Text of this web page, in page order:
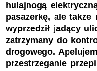
hulajnogą
pasażerkę, ale
wyprzedził jadący
zatrzymany do
drogowego.
przestrzeganie